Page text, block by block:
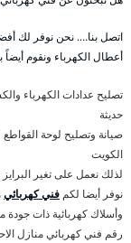
اتصل بنا…. نحن نوفر لك
أعطال الكهرباء ونقوم
تصليح عدادات الكهرباء
حديثة
صيانة وتصليح لوحة
الكويت
لذلك نعمل على تغير
نوفر أيضا لكم فني كهربائي
وأسلاك كهربائية ذات
رقم فني كهربائي منازل